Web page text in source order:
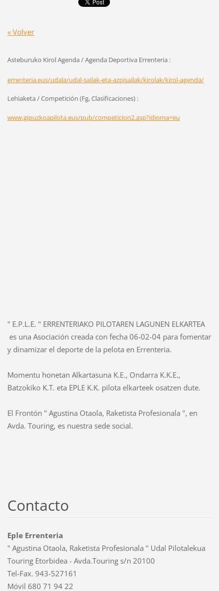
« Volver
Asteburuko Kirol Agenda / Agenda Deportiva Errenteria :
errenteria.eus/udala/udal-sailak-eta-azpisailak/kirolak/kirol-agenda/
Lehiaketa / Competición (Fg, Clasificaciones) :
www.gipuzkoapilota.eus/pub/competicion2.asp?idioma=eu
" E.P.L.E. " ERRENTERIAKO PILOTAREN LAGUNEN ELKARTEA
es una Asociación creada con fecha 06-02-04 para fomentar
y dinamizar el deporte de la pelota en Errenteria.
Momentu honetan Alkartasuna K.E., Ondarra K.K.E.,
Batzokiko K.T. eta EPLE K.K. pilota elkarteek osatzen dute.
El Frontón " Agustina Otaola, Raketista Profesionala ", en
Avda. Touring, es nuestra sede social.
Contacto
Eple Errenteria
" Agustina Otaola, Raketista Profesionala " Udal Pilotalekua
Touring Etorbidea - Avda.Touring s/n 20100
Tel-Fax. 943-527161
Móvil 680 71 94 22